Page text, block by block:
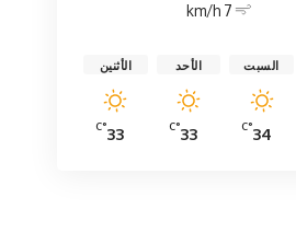
7 km/h
السبت
34
°C
الأحد
33
°C
الأثنين
33
°C